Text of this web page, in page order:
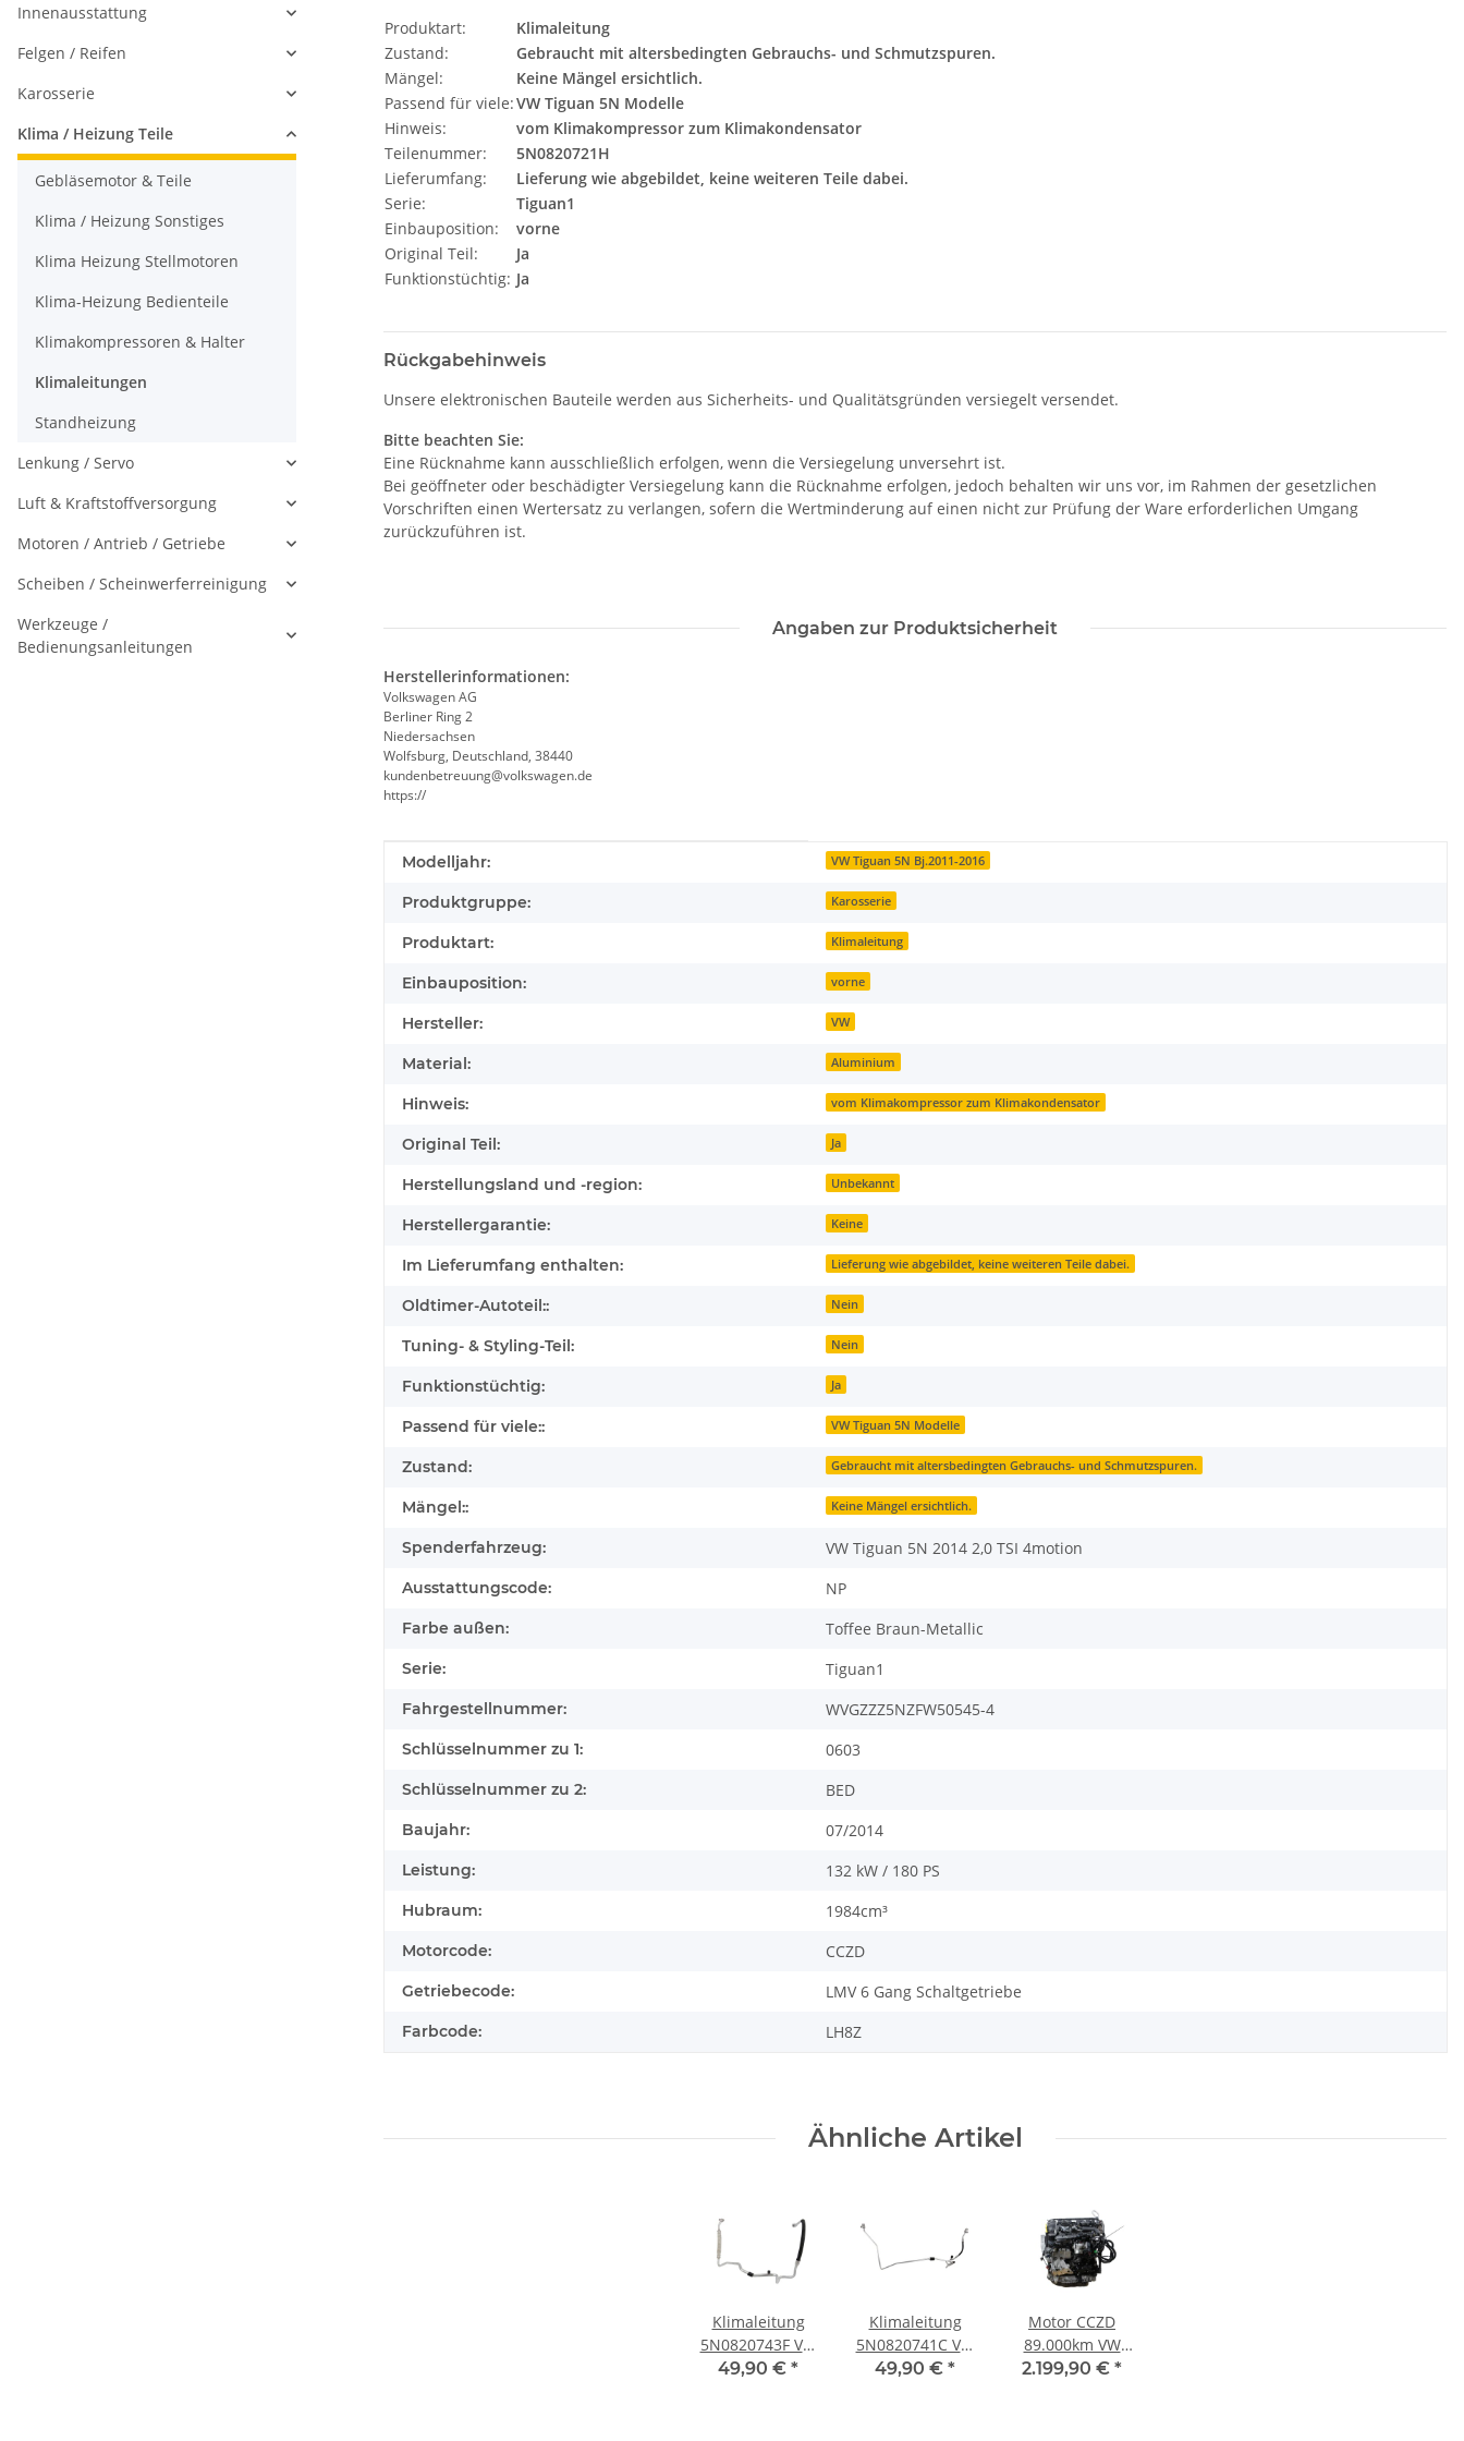
Produktart:
Klimaleitung
Zustand:
Gebraucht mit altersbedingten Gebrauchs- und Schmutzspuren.
Mängel:
Keine Mängel ersichtlich.
Passend für viele:VW Tiguan 5N Modelle
Hinweis:
vom Klimakompressor zum Klimakondensator
Teilenummer:
5N0820721H
Lieferumfang:
Lieferung wie abgebildet, keine weiteren Teile dabei.
Serie:
Tiguan1
Einbauposition:
vorne
Original Teil:
Ja
Funktionstüchtig: Ja
Rückgabehinweis
Unsere elektronischen Bauteile werden aus Sicherheits- und Qualitätsgründen versiegelt versendet.
Bitte beachten Sie:
Eine Rücknahme kann ausschließlich erfolgen, wenn die Versiegelung unversehrt ist.
Bei geöffneter oder beschädigter Versiegelung kann die Rücknahme erfolgen, jedoch behalten wir uns vor, im Rahmen der gesetzlichen
Vorschriften einen Wertersatz zu verlangen, sofern die Wertminderung auf einen nicht zur Prüfung der Ware erforderlichen Umgang
zurückzuführen ist.
Angaben zur Produktsicherheit
Herstellerinformationen:
Volkswagen AG
Berliner Ring 2
Niedersachsen
Wolfsburg, Deutschland, 38440
kundenbetreuung@volkswagen.de
https://
Produkteigenschaft
Wert
Modelljahr: VW Tiguan 5N Bj.2011-2016
Produktgruppe: Karosserie
Produktart: Klimaleitung
Einbauposition: vorne
Hersteller: VW
Material: Aluminium
Hinweis: vom Klimakompressor zum Klimakondensator
Original Teil: Ja
Herstellungsland und -region: Unbekannt
Herstellergarantie: Keine
Im Lieferumfang enthalten: Lieferung wie abgebildet, keine weiteren Teile dabei.
Oldtimer-Autoteil:: Nein
Tuning- & Styling-Teil: Nein
Funktionstüchtig: Ja
Passend für viele:: VW Tiguan 5N Modelle
Zustand: Gebraucht mit altersbedingten Gebrauchs- und Schmutzspuren.
Mängel:: Keine Mängel ersichtlich.
Spenderfahrzeug: VW Tiguan 5N 2014 2,0 TSI 4motion
Ausstattungscode: NP
Farbe außen: Toffee Braun-Metallic
Serie: Tiguan1
Fahrgestellnummer: WVGZZZ5NZFW50545-4
Schlüsselnummer zu 1: 0603
Schlüsselnummer zu 2: BED
Baujahr: 07/2014
Leistung: 132 kW / 180 PS
Hubraum: 1984cm³
Motorcode: CCZD
Getriebecode: LMV 6 Gang Schaltgetriebe
Farbcode: LH8Z
Ähnliche Artikel
Klimaleitung
5N0820743F VW
Tiguan 5N 2,0
49,90 € *
Klimaleitung
5N0820741C VW
Tiguan 5N 2,0
49,90 € *
Motor CCZD
89.000km VW
Tiguan 5N 2,0
2.199,90 € *
Innenausstattung
Felgen / Reifen
Karosserie
Klima / Heizung Teile
Gebläsemotor & Teile
Klima / Heizung Sonstiges
Klima Heizung Stellmotoren
Klima-Heizung Bedienteile
Klimakompressoren & Halter
Klimaleitungen
Standheizung
Lenkung / Servo
Luft & Kraftstoffversorgung
Motoren / Antrieb / Getriebe
Scheiben / Scheinwerferreinigung
Werkzeuge /
Bedienungsanleitungen